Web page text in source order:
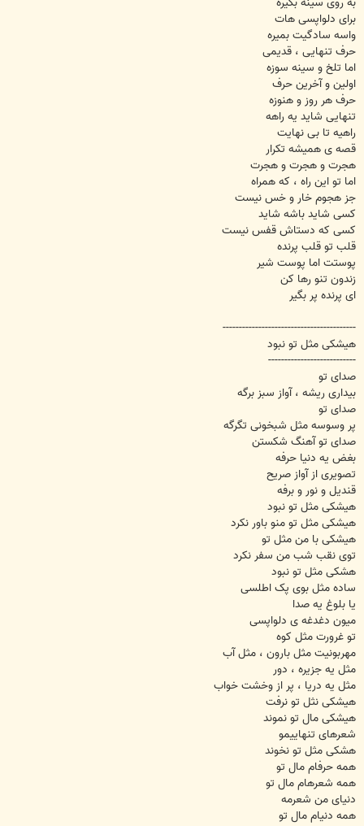
برای دلواپسی هات
واسه سادگیت بمیره
حرف تنهایی ، قدیمی
اما تلخ و سینه سوزه
اولین و آخرین حرف
حرف هر روز و هنوزه
تنهایی شاید یه راهه
راهیه تا بی نهایت
قصه ی همیشه تکرار
هجرت و هجرت و هجرت
اما تو این راه ، که همراه
جز هجوم خار و خس نیست
کسی شاید باشه شاید
کسی که دستاش قفس نیست
قلب تو قلب پرنده
پوستت اما پوست شیر
زندون تنو رها کن
ای پرنده پر بگیر
-----------------------------------------
هیشکی مثل تو نبود
---------------------------
صدای تو
بیداری ریشه ، آواز سبز برگه
صدای تو
پر وسوسه مثل شبخونی تگرگه
صدای تو آهنگ شکستن
بغض یه دنیا حرفه
تصویری از آواز صریح
قندیل و نور و برفه
هیشکی مثل تو نبود
هیشکی مثل تو منو باور نکرد
هیشکی با من مثل تو
توی نقب شب من سفر نکرد
هشکی مثل تو نبود
ساده مثل بوی پک اطلسی
یا بلوغ یه صدا
میون دغدغه ی دلواپسی
تو غرورت مثل کوه
مهربونیت مثل بارون ، مثل آب
مثل یه جزیره ، دور
مثل یه دریا ، پر از وخشت خواب
هیشکی نثل تو نرفت
هیشکی مال تو نموند
شعرهای تنهاییمو
هشکی مثل تو نخوند
همه حرفام مال تو
همه شعرهام مال تو
دنیای من شعرمه
همه دنیام مال تو